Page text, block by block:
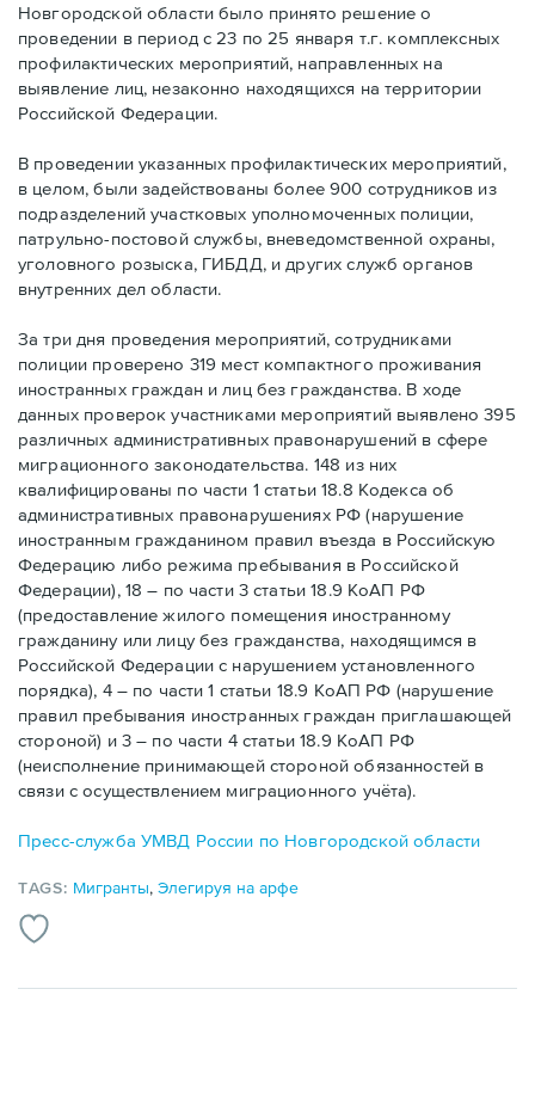
Новгородской области было принято решение о
проведении в период с 23 по 25 января т.г. комплексных
профилактических мероприятий, направленных на
выявление лиц, незаконно находящихся на территории
Российской Федерации.
В проведении указанных профилактических мероприятий,
в целом, были задействованы более 900 сотрудников из
подразделений участковых уполномоченных полиции,
патрульно-постовой службы, вневедомственной охраны,
уголовного розыска, ГИБДД, и других служб органов
внутренних дел области.
За три дня проведения мероприятий, сотрудниками
полиции проверено 319 мест компактного проживания
иностранных граждан и лиц без гражданства. В ходе
данных проверок участниками мероприятий выявлено 395
различных административных правонарушений в сфере
миграционного законодательства. 148 из них
квалифицированы по части 1 статьи 18.8 Кодекса об
административных правонарушениях РФ (нарушение
иностранным гражданином правил въезда в Российскую
Федерацию либо режима пребывания в Российской
Федерации), 18 – по части 3 статьи 18.9 КоАП РФ
(предоставление жилого помещения иностранному
гражданину или лицу без гражданства, находящимся в
Российской Федерации с нарушением установленного
порядка), 4 – по части 1 статьи 18.9 КоАП РФ (нарушение
правил пребывания иностранных граждан приглашающей
стороной) и 3 – по части 4 статьи 18.9 КоАП РФ
(неисполнение принимающей стороной обязанностей в
связи с осуществлением миграционного учёта).
Пресс-служба УМВД России по Новгородской области
TAGS: Мигранты,Элегируя на арфе